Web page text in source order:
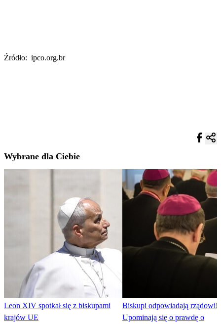
Źródło: ipco.org.br
Wybrane dla Ciebie
Leon XIV spotkał się z biskupami
krajów UE
Biskupi odpowiadają rządowi!
Upominają się o prawdę o